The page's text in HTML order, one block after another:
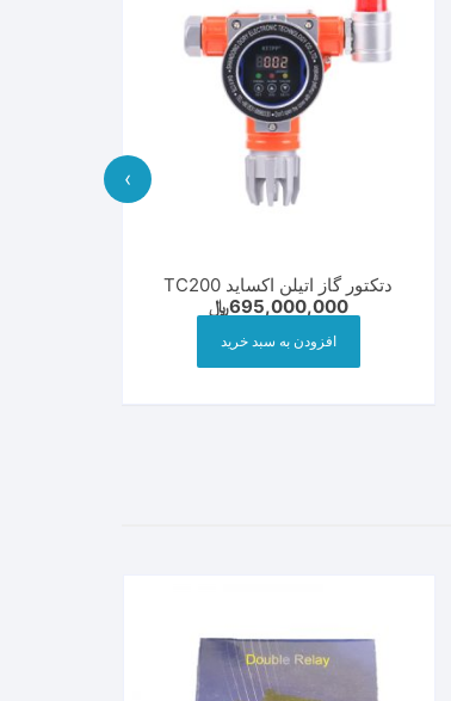
دتکتور گاز اتیلن اکساید TC200
695,000,000﷼
افزودن به سبد خرید
›